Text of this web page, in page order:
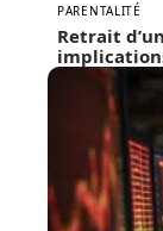
PARENTALITÉ
Retrait